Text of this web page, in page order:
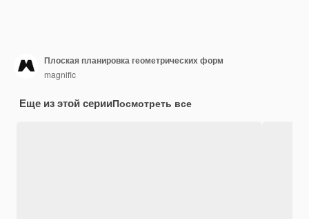
Плоская планировка геометрических форм
magnific
Еще из этой серииПосмотреть все